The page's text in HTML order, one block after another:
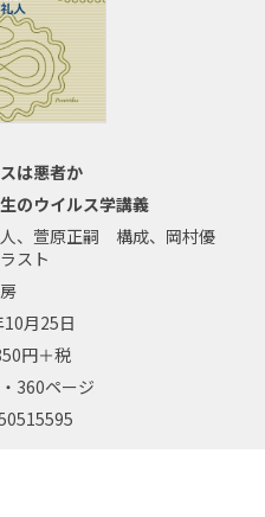
は悪者か
のウイルス学講義
、萱原正嗣 構成、岡村優
スト
月25日
円＋税
360ページ